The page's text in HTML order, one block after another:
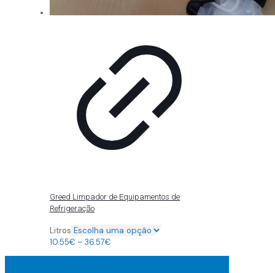
Greed Limpador de Equipamentos de
Refrigeração
Litros
10.55€ – 36.57€